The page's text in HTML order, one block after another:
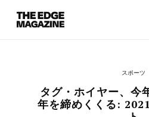
The
Edge
Magazine
スポーツ
タグ・ホイヤー、今
年を締めくくる: